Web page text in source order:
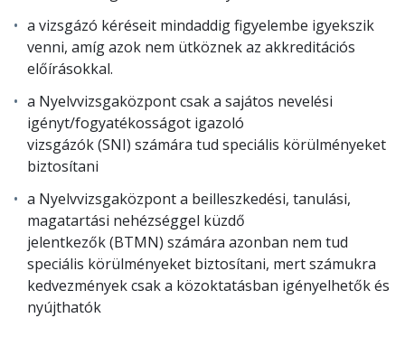
a vizsgázó kéréseit mindaddig figyelembe igyekszik
venni, amíg azok nem ütköznek az akkreditációs
előírásokkal.
a Nyelvvizsgaközpont csak a sajátos nevelési
igényt/fogyatékosságot igazoló
vizsgázók (SNI) számára tud speciális körülményeket
biztosítani
a Nyelvvizsgaközpont a beilleszkedési, tanulási,
magatartási nehézséggel küzdő
jelentkezők (BTMN) számára azonban nem tud
speciális körülményeket biztosítani, mert számukra
kedvezmények csak a közoktatásban igényelhetők és
nyújthatók